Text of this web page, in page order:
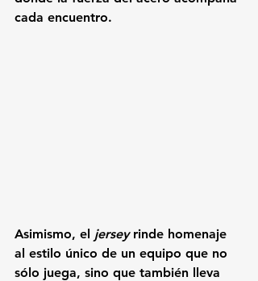
cada encuentro.
Asimismo, el jersey rinde homenaje
al estilo único de un equipo que no
sólo juega, sino que también lleva